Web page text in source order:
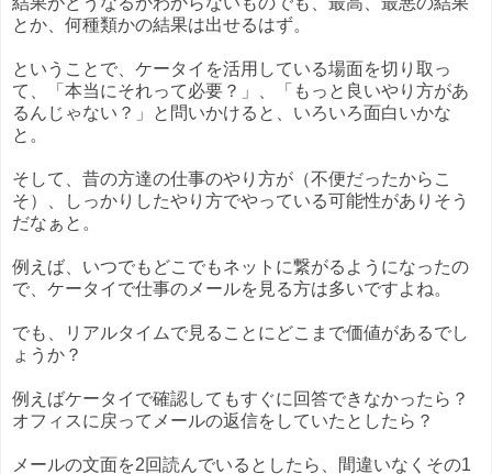
とか、何種類かの結果は出せるはず。
ということで、ケータイを活用している場面を切り取っ
て、「本当にそれって必要？」、「もっと良いやり方があ
るんじゃない？」と問いかけると、いろいろ面白いかな
と。
そして、昔の方達の仕事のやり方が（不便だったからこ
そ）、しっかりしたやり方でやっている可能性がありそう
だなぁと。
例えば、いつでもどこでもネットに繋がるようになったの
で、ケータイで仕事のメールを見る方は多いですよね。
でも、リアルタイムで見ることにどこまで価値があるでし
ょうか？
例えばケータイで確認してもすぐに回答できなかったら？
オフィスに戻ってメールの返信をしていたとしたら？
メールの文面を2回読んでいるとしたら、間違いなくその1